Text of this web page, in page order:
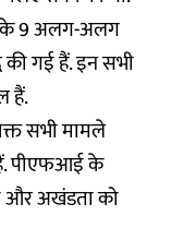
के 9 अलग-अलग
गई हैं. इन सभी
हैं.
सभी मामले
पीएफआई के
और अखंडता को